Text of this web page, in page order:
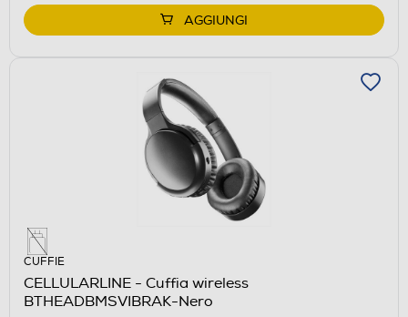
AGGIUNGI
CUFFIE
CELLULARLINE - Cuffia wireless
BTHEADBMSVIBRAK-Nero